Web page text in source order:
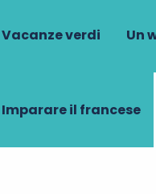
Vacanze verdi Un
Imparare il francese
e le idee per
tua casella di